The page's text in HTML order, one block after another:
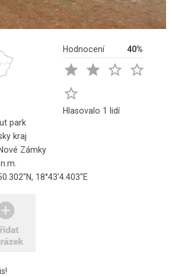
Hodnocení 40%
   

Hlasovalo 1 lidí
park
kraj
Zámky
18°43'4.403"E